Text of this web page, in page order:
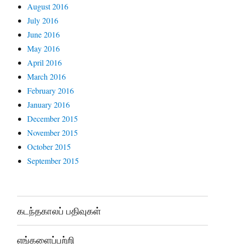
August 2016
July 2016
June 2016
May 2016
April 2016
March 2016
February 2016
January 2016
December 2015
November 2015
October 2015
September 2015
கடந்தகாலப் பதிவுகள்
எங்களைப்பற்றி